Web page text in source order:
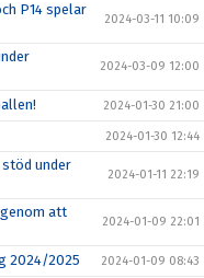
P14 spelar
2024-03-11 10:09
2024-03-09 12:00
2024-01-30 21:00
2024-01-30 12:44
under
2024-01-11 22:19
att
2024-01-09 22:01
2024/2025 2024-01-09 08:43